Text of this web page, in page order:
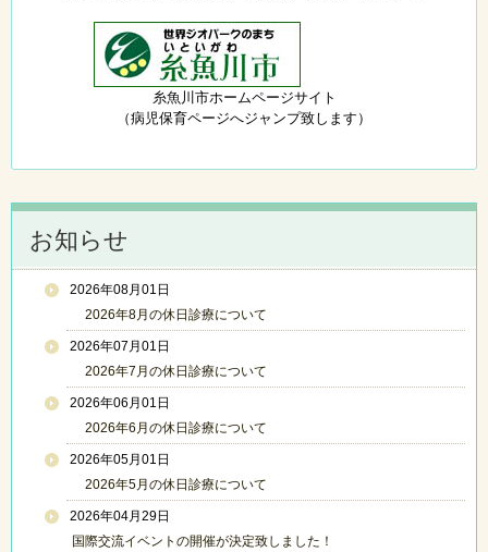
糸魚川市ホームページサイト
（病児保育ページへジャンプ致します）
お知らせ
2026年08月01日
2026年8月の休日診療について
2026年07月01日
2026年7月の休日診療について
2026年06月01日
2026年6月の休日診療について
2026年05月01日
2026年5月の休日診療について
2026年04月29日
国際交流イベントの開催が決定致しました！